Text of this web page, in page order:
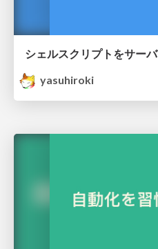
シェルスクリプトをサー
yasuhiroki